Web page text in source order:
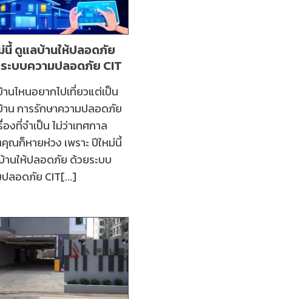
นี้ ดูแลบ้านให้ปลอดภัย
ะบบความปลอดภัย CIT
นไหนอยากไปเที่ยวแต่เป็น
น การรักษาความปลอดภัย
องที่จำเป็น ไม่ว่าเทศกาล
ณก็หายห่วง เพราะ ปีใหม่นี้
านให้ปลอดภัย ด้วยระบบ
ลอดภัย CIT[...]